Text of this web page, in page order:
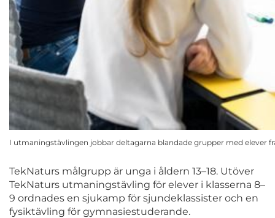
I utmaningstävlingen jobbar deltagarna blandade grupper med elever
TekNaturs målgrupp är unga i åldern 13–18. Utöver
TekNaturs utmaningstävling för elever i klasserna 8–
9 ordnades en sjukamp för sjundeklassister och en
fysiktävling för gymnasiestuderande.